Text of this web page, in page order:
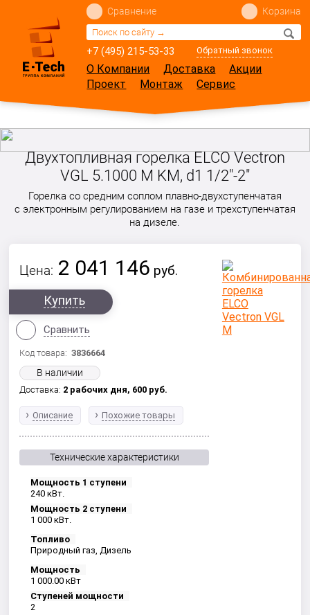
+7 (495) 215-53-33 Обратный звонок
Сравнение Корзина
О Компании Доставка
Акции
Проект
Монтаж Сервис
Двухтопливная горелка ELCO Vectron
VGL 5.1000 M KM, d1 1/2"-2"
Горелка со средним соплом плавно-двухступенчатая
с электронным регулированием на газе и трехступенчатая
на дизеле.
Цена: 2 041 146 руб.
Купить
Сравнить
Код товара:3836664
В наличии
Доставка: 2 рабочих дня, 600 руб.
Описание Похожие товары
Технические характеристики
Мощность 1 ступени
240 кВт.
Мощность 2 ступени
1 000 кВт.
Топливо
Природный газ, Дизель
Мощность
1 000.00 кВт
Ступеней мощности
2